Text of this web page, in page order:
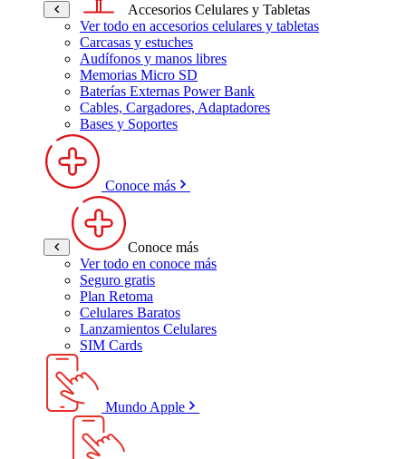
Accesorios Celulares y Tabletas
Ver todo en accesorios celulares y tabletas
Carcasas y estuches
Audífonos y manos libres
Memorias Micro SD
Baterías Externas Power Bank
Cables, Cargadores, Adaptadores
Bases y Soportes
Conoce más
Conoce más
Ver todo en conoce más
Seguro gratis
Plan Retoma
Celulares Baratos
Lanzamientos Celulares
SIM Cards
Mundo Apple